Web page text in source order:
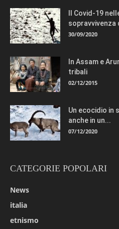
Il Covid-19
sopravvivenza
30/09/2020
In Assam e
tribali
02/12/2015
Un ecocidio in
anche in un...
07/12/2020
CATEGORIE POPOLARI
News
italia
etnismo